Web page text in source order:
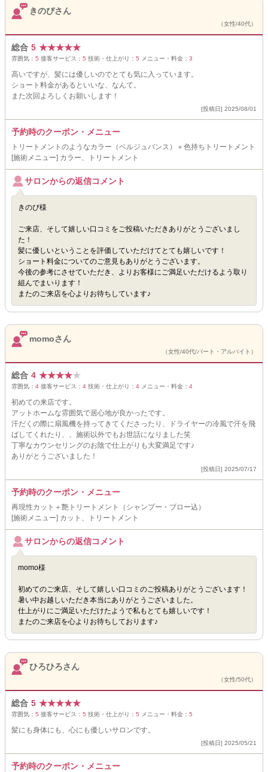
きのぴさん
（女性/40代）
総合 5 ★★★★★
雰囲気： 5 接客サービス： 5 技術・仕上がり： 5 メニュー・料金： 3
高いですが、髪には優しいのでとても気に入っています。
ショート料金があるといいな、なんて。
また次回よろしくお願いします！
[投稿日] 2025/08/01
予約時のクーポン・メニュー
トリートメントのようなカラー（ベルジュバンス）＋色持ちトリートメント
[施術メニュー] カラー、トリートメント
サロンからの返信コメント
きのぴ様
ご来店、そして嬉しい口コミをご投稿いただきありがとうございまし
た！
髪に優しいということを評価していただけてとても嬉しいです！
ショート料金についてのご意見もありがとうございます。
今後の参考にさせていただき、よりお客様にご満足いただけるよう取り
組んでまいります！
またのご来店を心よりお待ちしています♪
momoさん
（女性/40代/パート・アルバイト）
総合 4 ★★★★★
雰囲気： 4 接客サービス： 4 技術・仕上がり： 4 メニュー・料金： 4
初めての来店です。
アットホームな雰囲気で居心地が良かったです。
汗だくの際に扇風機を持ってきてくださったり、ドライヤーの冷風で汗を飛
ばしてくれたり、、施術以外でもお世話になりました笑
丁寧なカウンセリングのお陰で仕上がりも大変満足です♪
ありがとうございました！
[投稿日] 2025/07/17
予約時のクーポン・メニュー
再現性カット＋艶トリートメント（シャンプー・ブロー込）
[施術メニュー] カット、トリートメント
サロンからの返信コメント
momo様
初めてのご来店、そして嬉しい口コミのご投稿ありがとうございます！
暑い中お越しいただき本当にありがとうございました。
仕上がりにご満足いただけたようで私もとても嬉しいです！
またのご来店を心よりお待ちしております♪
ひろひろさん
（女性/50代）
総合 5 ★★★★★
雰囲気： 5 接客サービス： 5 技術・仕上がり： 5 メニュー・料金： 5
髪にも身体にも、心にも優しいサロンです。
[投稿日] 2025/05/21
予約時のクーポン・メニュー